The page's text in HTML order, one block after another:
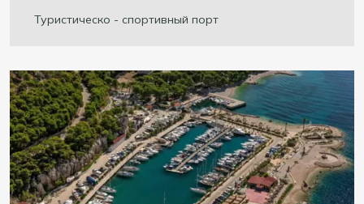
Туристическо - спортивный порт